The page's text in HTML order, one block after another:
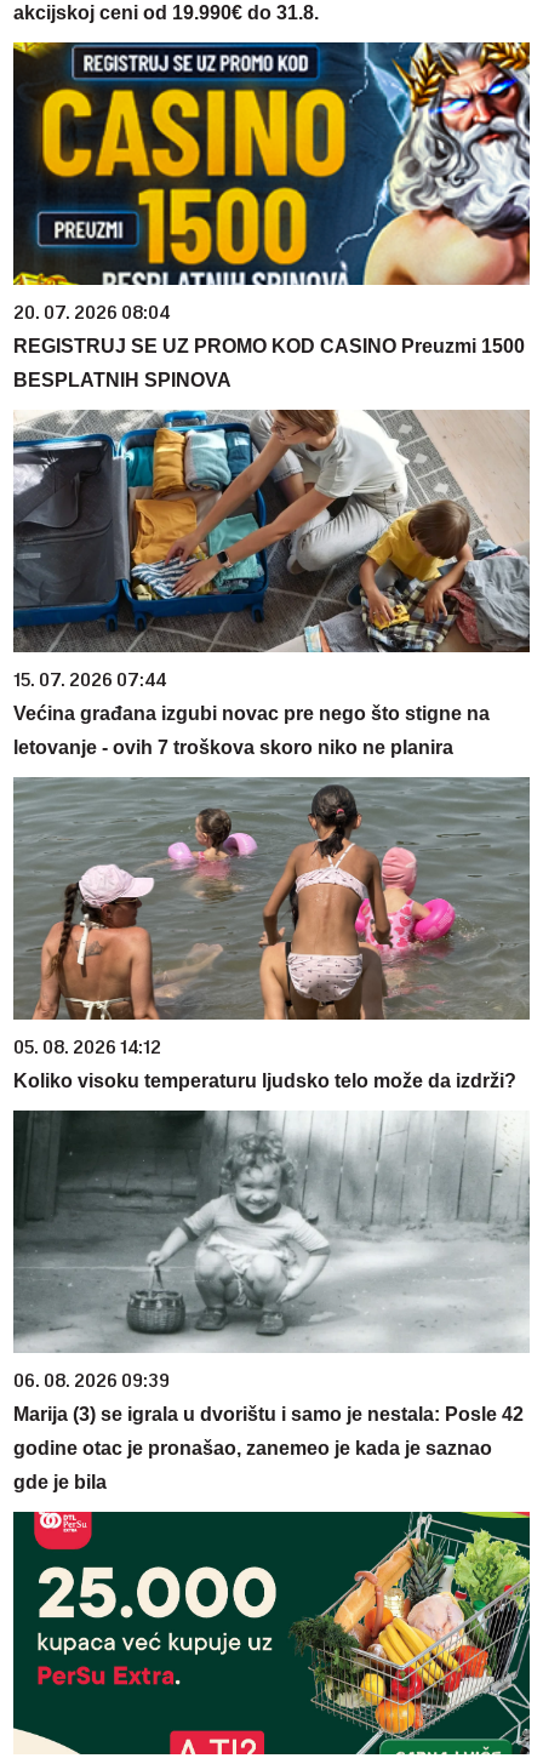
akcijskoj ceni od 19.990€ do 31.8.
20. 07. 2026 08:04
REGISTRUJ SE UZ PROMO KOD CASINO Preuzmi 1500
BESPLATNIH SPINOVA
15. 07. 2026 07:44
Većina građana izgubi novac pre nego što stigne na
letovanje - ovih 7 troškova skoro niko ne planira
05. 08. 2026 14:12
Koliko visoku temperaturu ljudsko telo može da izdrži?
06. 08. 2026 09:39
Marija (3) se igrala u dvorištu i samo je nestala: Posle 42
godine otac je pronašao, zanemeo je kada je saznao
gde je bila